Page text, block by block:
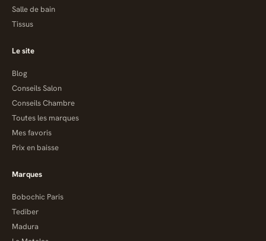
Salle de bain
Tissus
Le site
Blog
Conseils Salon
Conseils Chambre
Toutes les marques
Mes favoris
Prix en baisse
Marques
Bobochic Paris
Tediber
Madura